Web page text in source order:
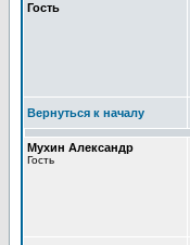
Гость
Вернуться к началу
Мухин Александр
Гость